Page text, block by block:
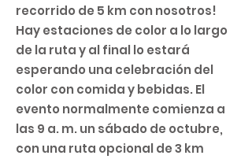
recorrido de 5 km con nosotros!
Hay estaciones de color a lo largo
de la ruta y al final lo estará
esperando una celebración del
color con comida y bebidas. El
evento normalmente comienza a
las 9 a. m. un sábado de octubre,
con una ruta opcional de 3 km